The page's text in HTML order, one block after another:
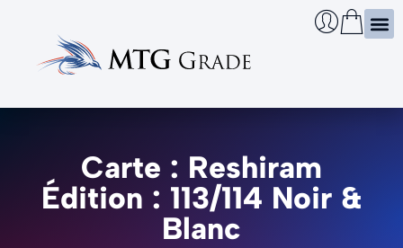
Carte : Reshiram
Édition : 113/114 Noir &
Blanc